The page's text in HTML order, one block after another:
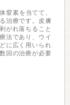
窒素を当てて、
治療です。皮膚
がれ落ちること
法であり、ウイ
に広く用いられ
回の治療が必要